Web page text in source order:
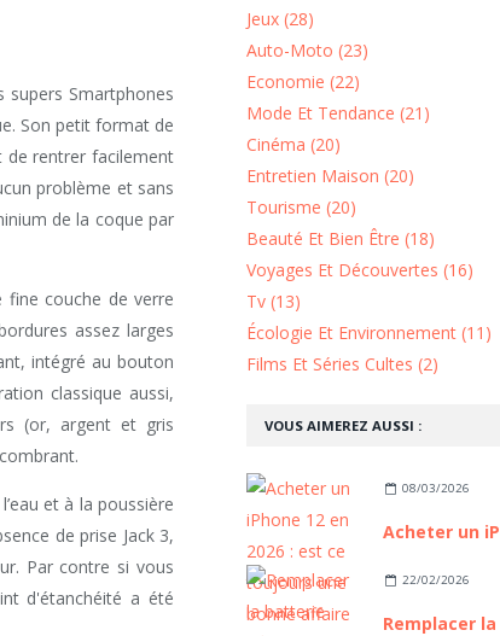
supers Smartphones
Son petit format de
de rentrer facilement
problème et sans
de la coque par
fine couche de verre
assez larges
intégré au bouton
classique aussi,
(or, argent et gris
et à la poussière
de prise Jack 3,
Par contre si vous
d'étanchéité a été
VOUS AIMEREZ AUSSI :
08/03/2026
22/02/2026
Jeux (28)
Auto-Moto (23)
Economie (22)
Mode Et Tendance (21)
Cinéma (20)
Entretien Maison (20)
Tourisme (20)
Beauté Et Bien Être (18)
Voyages Et Découvertes (16)
Tv (13)
Écologie Et Environnement (11)
Films Et Séries Cultes (2)